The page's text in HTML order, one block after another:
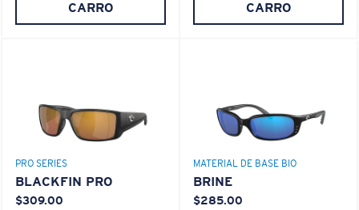
Use esta práctica guía para calcular el ajuste que
busca.
PATENTE DE EE. UU. N.º 6.334.680
PATENTE DE EE. UU. N.º 6.604.824
CARRO
CARRO
PRO SERIES
BLACKFIN PRO
$309.00
MATERIAL DE BASE BIO
BRINE
$285.00